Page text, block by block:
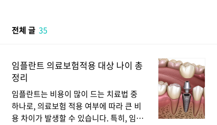
전체 글 35
임플란트 의료보험적용 대상 나이 총
정리
임플란트는 비용이 많이 드는 치료법 중
하나로, 의료보험 적용 여부에 따라 큰 비
용 차이가 발생할 수 있습니다. 특히, 임플